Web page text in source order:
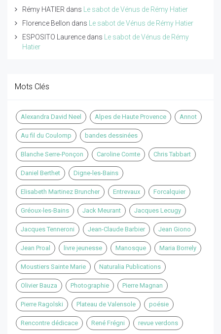
Rémy HATIER dans
Le sabot de Vénus de Rémy Hatier
Florence Bellon dans
Le sabot de Vénus de Rémy Hatier
ESPOSITO Laurence dans
Le sabot de Vénus de Rémy
Hatier
Mots Clés
Alexandra David Neel Alpes de Haute Provence Annot
Au fil du Coulomp bandes dessinées
Blanche Serre-Ponçon Caroline Comte Chris Tabbart
Daniel Berthet Digne-les-Bains
Elisabeth Martinez Bruncher Entrevaux Forcalquier
Gréoux-les-Bains Jack Meurant Jacques Lecugy
Jacques Tenneroni Jean-Claude Barbier Jean Giono
Jean Proal livre jeunesse Manosque Maria Borrely
Moustiers Sainte Marie Naturalia Publications
Olivier Bauza Photographie Pierre Magnan
Pierre Ragolski Plateau de Valensole poésie
Rencontre dédicace René Frégni revue verdons